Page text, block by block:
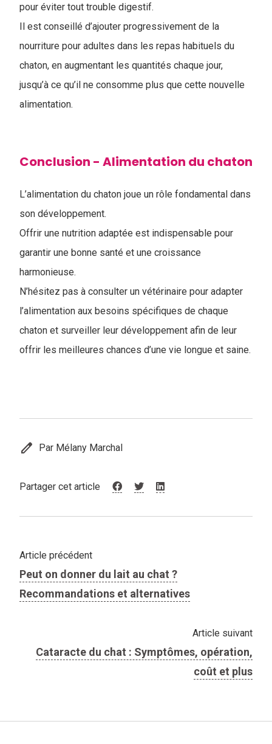
pour éviter tout trouble digestif.
Il est conseillé d’ajouter progressivement de la
nourriture pour adultes dans les repas habituels du
chaton, en augmentant les quantités chaque jour,
jusqu’à ce qu’il ne consomme plus que cette nouvelle
alimentation.
Conclusion - ​Alimentation du chaton
L’alimentation du chaton joue un rôle fondamental dans
son développement.
Offrir une nutrition adaptée est indispensable pour
garantir une bonne santé et une croissance
harmonieuse.
N’hésitez pas à consulter un vétérinaire pour adapter
l’alimentation aux besoins spécifiques de chaque
chaton et surveiller leur développement afin de leur
offrir les meilleures chances d’une vie longue et saine.
edit Par Mélany Marchal
Partager cet article
Article précédent
Peut on donner du lait au chat ?
Recommandations et alternatives
Article suivant
Cataracte du chat : Symptômes, opération,
coût et plus